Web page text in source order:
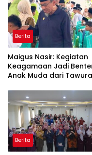
Berita
Maigus Nasir: Kegiatan
Keagamaan Jadi
Anak Muda dari
Berita